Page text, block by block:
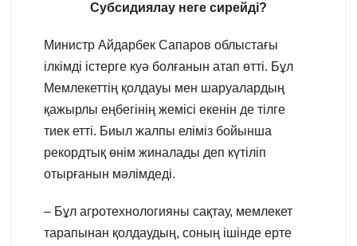
Субсидиялау неге сирейді?
Министр Айдарбек Сапаров облыстағы
ілкімді істерге куә болғанын атап өтті. Бұл
Мемлекеттің қолдауы мен шаруалардың
қажырлы еңбегінің жемісі екенін де тілге
тиек етті. Биыл жалпы еліміз бойынша
рекордтық өнім жиналады деп күтіліп
отырғанын мәлімдеді.
– Бұл агротехнологияны сақтау, мемлекет
тарапынан қолдаудың, соның ішінде ерте